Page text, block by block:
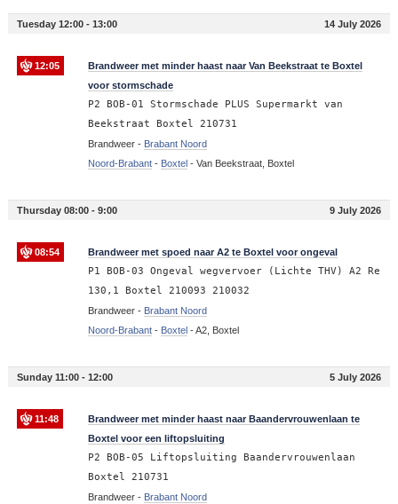
Tuesday 12:00 - 13:00 14 July 2026
12:05
Brandweer met minder haast naar Van Beekstraat te Boxtel
voor stormschade
P2 BOB-01 Stormschade PLUS Supermarkt van
Beekstraat Boxtel 210731
Brandweer - Brabant Noord
Noord-Brabant- Boxtel- Van Beekstraat, Boxtel
Thursday 08:00 - 9:00 9 July 2026
08:54 Brandweer met spoed naar A2 te Boxtel voor ongeval
P1 BOB-03 Ongeval wegvervoer (Lichte THV) A2 Re
130,1 Boxtel 210093 210032
Brandweer - Brabant Noord
Noord-Brabant- Boxtel-A2, Boxtel
Sunday 11:00 - 12:00 5 July 2026
11:48
Brandweer met minder haast naar Baandervrouwenlaan te
Boxtel voor een liftopsluiting
P2 BOB-05 Liftopsluiting Baandervrouwenlaan
Boxtel 210731
Brandweer - Brabant Noord